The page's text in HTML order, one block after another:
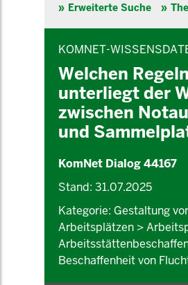
Erweiterte Suche
KOMNET-
Welchen Regeln
unterliegt der
zwischen
und
KomNet Dialog 44167
Stand: 31.07.2025
Kategorie: Gestaltung
Arbeitsplätzen >
Beschaffenheit von